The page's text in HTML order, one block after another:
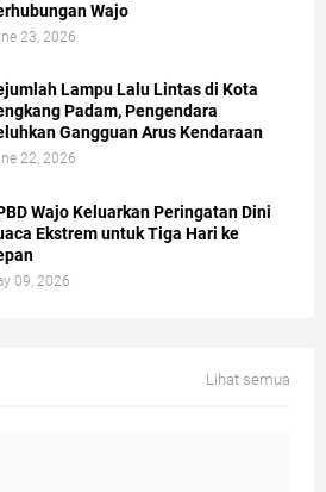
Wajo
23, 2026
Lampu Lalu Lintas di Kota
Padam, Pengendara
Gangguan Arus Kendaraan
22, 2026
Wajo Keluarkan Peringatan Dini
Ekstrem untuk Tiga Hari ke
09, 2026
Lihat semua